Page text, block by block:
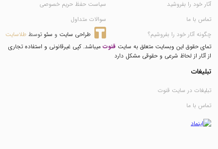
آثار خود را بفروشید
تماس با ما
چگونه آثار خود را بفروشیم؟
سیاست حفظ حریم خصوصی
سوالات متداول
طراحی سایت و سئو توسط طلاسایت
تمای حقوق این وبسایت متعلق به سایت قنوت میباشد. کپی غیرقانونی و استفاده تجاری
از آثار از لحاظ شرعی و حقوقی مشکل دارد
تبلیغات
تبلیغات در سایت قنوت
تماس با ما